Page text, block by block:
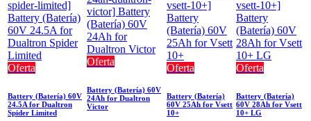
Oferta
Battery (Batería) 60V
24.5A for Dualtron
Spider Limited
Oferta
Battery (Batería) 60V
24Ah for Dualtron
Victor
Oferta
Battery (Batería)
60V 25Ah for Vsett
10+
Oferta
Battery (Batería)
60V 28Ah for Vsett
10+ LG